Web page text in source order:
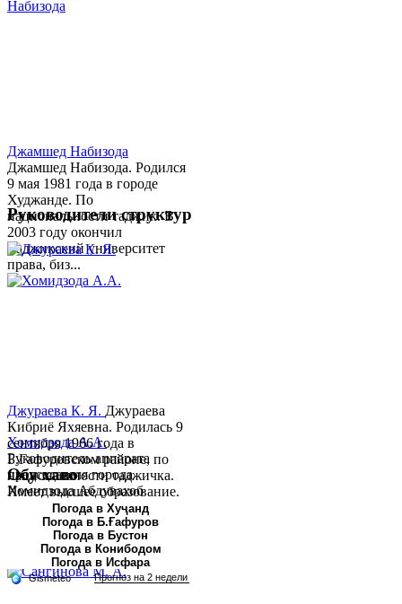
Джамшед Набизода
Джамшед Набизода. Родился
9 мая 1981 года в городе
Худжанде. По
национальности таджик. В
2003 году окончил
Таджикский университет
права, биз...
Хомидзода А.А.
Руководитель аппарата
председателя города
Хомидзода Абдувахоб
Абдумаджид родился 8
июня 1978 года в городе
Худжанде. По
национальности...
Руководители структур
Джураева К. Я. Джураева
Кибриё Яхяевна. Родилась 9
сентября 1966 года в
Б.Гафуровском районе, по
национальности таджичка.
Имеет высшее образование.
В 1997 ...
Обу хаво
Погода в Хуҷанд
Погода в Б.Ғафуров
Погода в Бустон
Погода в Конибодом
Погода в Исфара